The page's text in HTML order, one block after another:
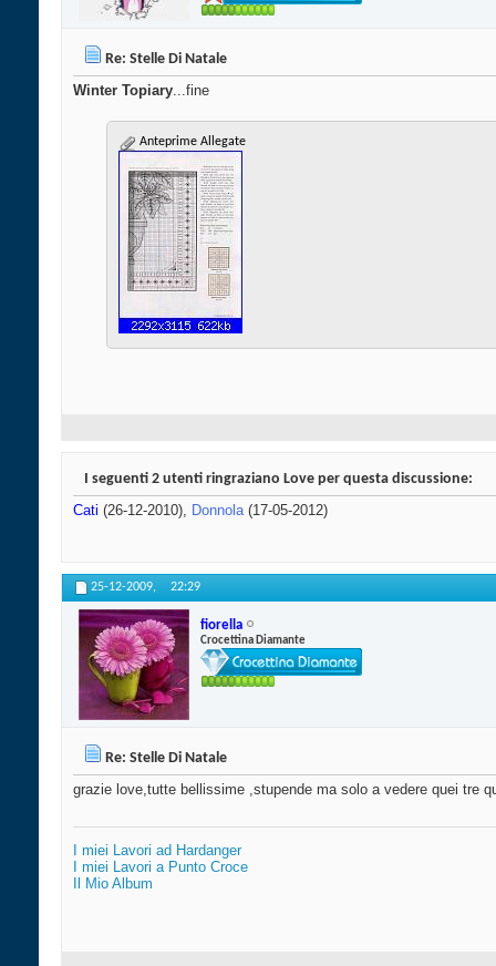
Re: Stelle Di Natale
Winter Topiary...fine
Anteprime Allegate
I seguenti 2 utenti ringraziano Love per questa discussione:
Cati (26-12-2010), Donnola(17-05-2012)
25-12-2009, 22:29
fiorella
Crocettina Diamante
Re: Stelle Di Natale
grazie love,tutte bellissime ,stupende ma solo a vedere quei tre
I miei Lavori ad Hardanger
I miei Lavori a Punto Croce
Il Mio Album